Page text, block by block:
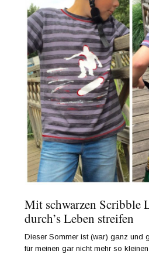
Mit schwarzen Scribble
durch’s Leben streifen
Dieser Sommer ist (war) ganz und
für meinen gar nicht mehr so